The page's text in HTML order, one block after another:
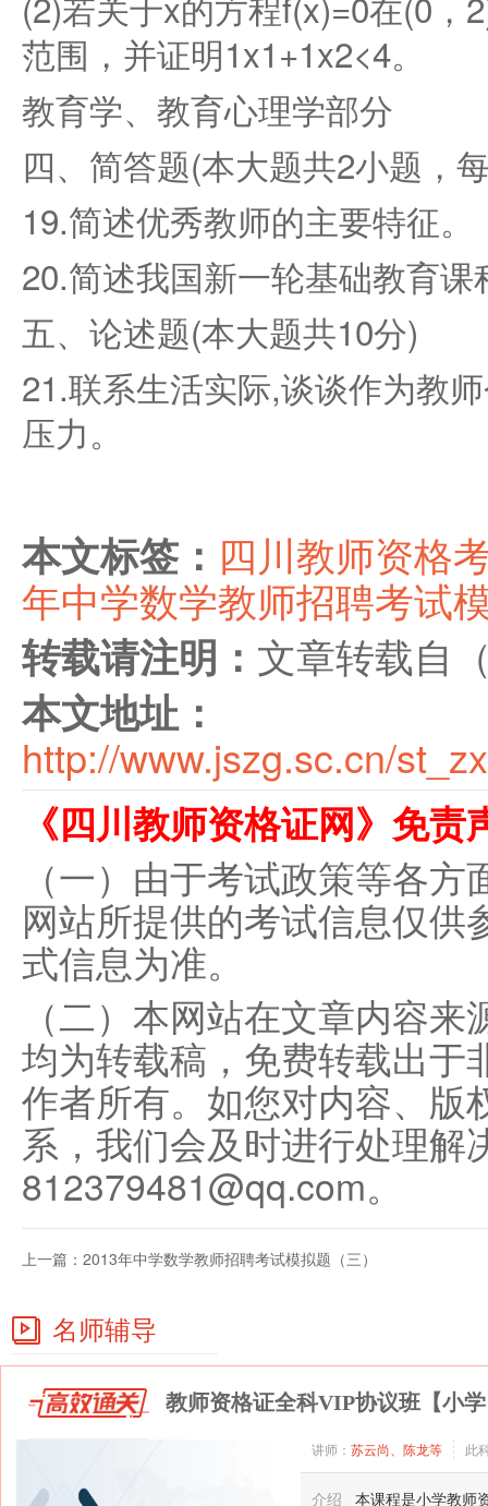
范围，并证明1x1+1x2<4。
教育学、教育心理学部分
四、简答题(本大题共2小题，
19.简述优秀教师的主要特征。
20.简述我国新一轮基础教育
五、论述题(本大题共10分)
21.联系生活实际,谈谈作为教
压力。
本文标签： 四川教师资格
年中学数学教师招聘考试
转载请注明： 文章转载自
本文地址：
http://www.jszg.sc.cn/
《四川教师资格证网》免责
（一）由于考试政策等各
网站所提供的考试信息仅
式信息为准。
（二）本网站在文章内容
均为转载稿，免费转载出于
作者所有。如您对内容、版
系，我们会及时进行处理解
812379481@qq.com。
上一篇： 2013年中学数学教师招聘考试模拟题（三）
名师辅导
教师资格证全科VIP协议班【小
讲师： 苏云尚、陈龙等 此
介绍
本课程是小学教师